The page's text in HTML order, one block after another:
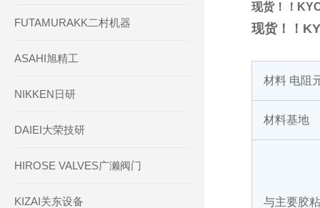
FUTAMURAKK二村机器
ASAHI旭精工
NIKKEN日研
DAIEI大荣技研
HIROSE VALVES广濑阀门
KIZAI关东设备
现货！！
现货！！
材料 电阻
材料基地
与主要胶